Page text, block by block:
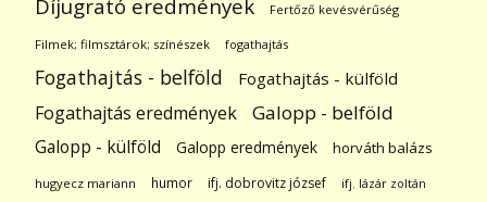
Díjugrató eredmények Fertőző kevésvérűség
Filmek; filmsztárok; színészek fogathajtás
Fogathajtás - belföld Fogathajtás - külföld
Fogathajtás eredmények Galopp - belföld
Galopp - külföld Galopp eredmények horváth balázs
hugyecz mariann humor ifj. dobrovitz józsef ifj. lázár zoltán